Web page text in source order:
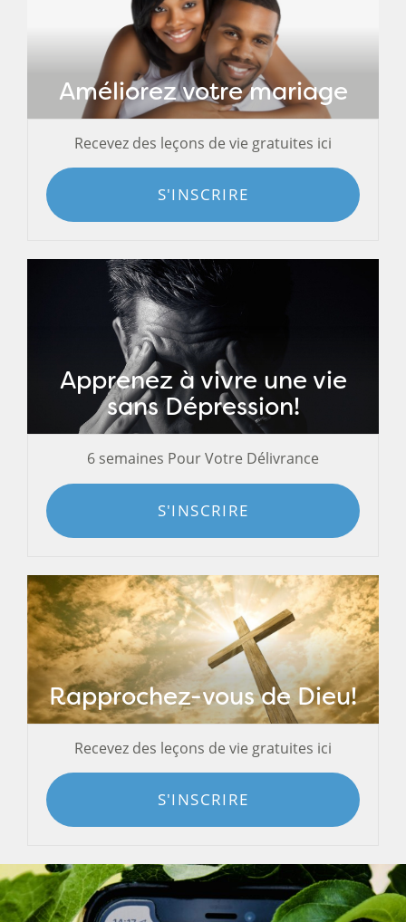
Améliorez votre mariage
Recevez des leçons de vie gratuites ici
S'INSCRIRE
Apprenez à vivre une vie
sans Dépression!
6 semaines Pour Votre Délivrance
S'INSCRIRE
Rapprochez-vous de Dieu!
Recevez des leçons de vie gratuites ici
S'INSCRIRE